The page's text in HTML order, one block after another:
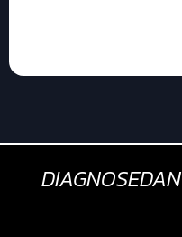
DIAGNOSEDAN